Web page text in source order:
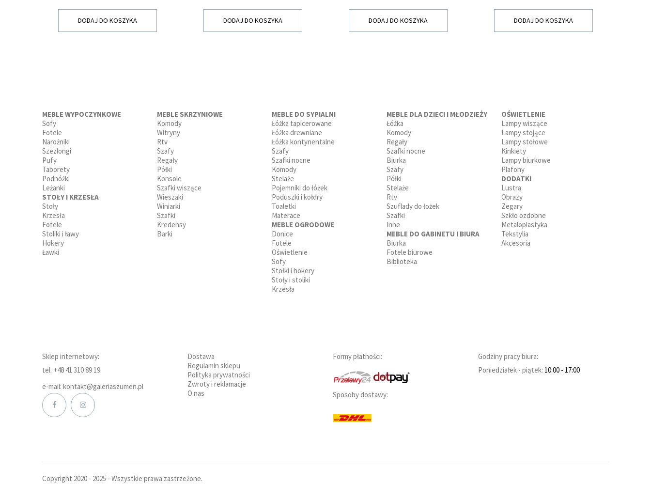
DODAJ DO KOSZYKA DODAJ DO KOSZYKA DODAJ DO KOSZYKA DODAJ DO KOSZYKA
MEBLE WYPOCZYNKOWE
Sofy
Fotele
Narożniki
Szezlongi
Pufy
Taborety
Podnóżki
Leżanki
STOŁY I KRZESŁA
Stoły
Krzesła
Fotele
Stoliki i ławy
Hokery
Ławki
MEBLE SKRZYNIOWE
Komody
Witryny
Rtv
Szafy
Regały
Półki
Konsole
Szafki wiszące
Wieszaki
Winiarki
Szafki
Kredensy
Barki
MEBLE DO SYPIALNI
Łóżka tapicerowane
Łóżka drewniane
Łóżka kontynentalne
Szafy
Szafki nocne
Komody
Stelaże
Pojemniki do łóżek
Poduszki i kołdry
Toaletki
Materace
MEBLE OGRODOWE
Donice
Fotele
Oświetlenie
Sofy
Stołki i hokery
Stoły i stoliki
Krzesła
MEBLE DLA DZIECI I MŁODZIEŻY
Łóżka
Komody
Regały
Szafki nocne
Biurka
Szafy
Półki
Stelaże
Rtv
Szuflady do łożek
Szafki
Inne
MEBLE DO GABINETU I BIURA
Biurka
Fotele biurowe
Biblioteka
OŚWIETLENIE
Lampy wiszące
Lampy stojące
Lampy stołowe
Kinkiety
Lampy biurkowe
Plafony
DODATKI
Lustra
Obrazy
Zegary
Szkło ozdobne
Metaloplastyka
Tekstylia
Akcesoria
Sklep internetowy:
tel. +48 41 310 89 19
e-mail: kontakt@galeriaszumen.pl
Dostawa
Regulamin sklepu
Polityka prywatności
Zwroty i reklamacje
O nas
Formy płatności:
Sposoby dostawy:
Godziny pracy biura:
Poniedziałek - piątek: 10:00 - 17:00
Copyright 2020 - 2025 - Wszystkie prawa zastrzeżone.